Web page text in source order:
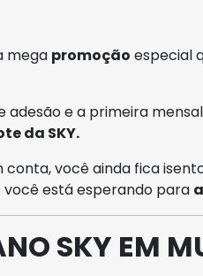
mega promoção especial
adesão e a primeira
da SKY.
você ainda fica
está esperando para
SKY EM